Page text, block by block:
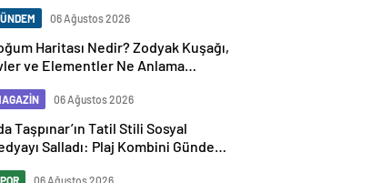
06 Ağustos 2026
Haritası Nedir? Zodyak Kuşağı,
ve Elementler Ne Anlama
06 Ağustos 2026
Taşpınar’ın Tatil Stili Sosyal
Salladı: Plaj Kombini Gündem
06 Ağustos 2026